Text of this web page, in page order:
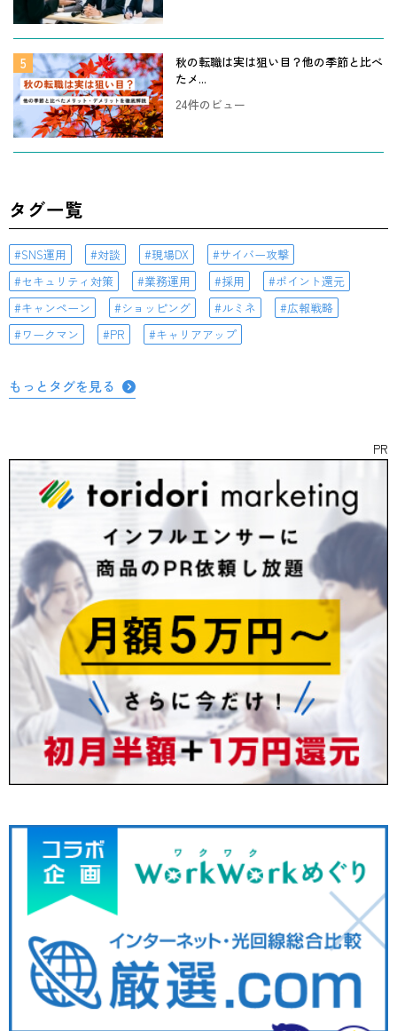
秋の転職は実は狙い目？他の季節と比べ
たメ...
24件のビュー
タグ一覧
SNS運用 対談 現場DX
サイバー攻撃
セキュリティ対策
業務運用 採用
ポイント還元
キャンペーン
ショッピング ルミネ
広報戦略
ワークマン
PR キャリアアップ
もっとタグを見る
PR